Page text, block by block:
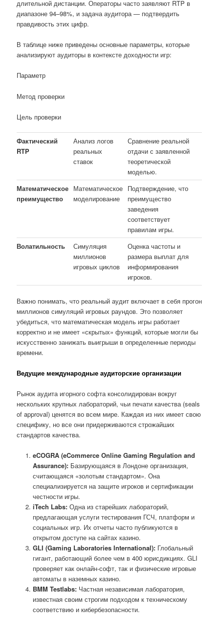
длительной дистанции. Операторы часто заявляют RTP в
диапазоне 94–98%, и задача аудитора — подтвердить
правдивость этих цифр.
В таблице ниже приведены основные параметры, которые
анализируют аудиторы в контексте доходности игр:
Параметр
Метод проверки
Цель проверки
Фактический
RTP
Анализ логов
реальных
ставок
Сравнение реальной
отдачи с заявленной
теоретической
моделью.
Математическое
преимущество
Математическое
моделирование
Подтверждение, что
преимущество
заведения
соответствует
правилам игры.
Волатильность
Симуляция
миллионов
игровых циклов
Оценка частоты и
размера выплат для
информирования
игроков.
Важно понимать, что реальный аудит включает в себя прогон
миллионов симуляций игровых раундов. Это позволяет
убедиться, что математическая модель игры работает
корректно и не имеет «скрытых» функций, которые могли бы
искусственно занижать выигрыши в определенные периоды
времени.
Ведущие международные аудиторские организации
Рынок аудита игорного софта консолидирован вокруг
нескольких крупных лабораторий, чьи печати качества (seals
of approval) ценятся во всем мире. Каждая из них имеет свою
специфику, но все они придерживаются строжайших
стандартов качества.
eCOGRA (eCommerce Online Gaming Regulation and
Assurance):Базирующаяся в Лондоне организация,
считающаяся «золотым стандартом». Она
специализируется на защите игроков и сертификации
честности игры.
iTech Labs:Одна из старейших лабораторий,
предлагающая услуги тестирования ГСЧ, платформ и
социальных игр. Их отчеты часто публикуются в
открытом доступе на сайтах казино.
GLI (Gaming Laboratories International):Глобальный
гигант, работающий более чем в 400 юрисдикциях. GLI
проверяет как онлайн-софт, так и физические игровые
автоматы в наземных казино.
BMM Testlabs:Частная независимая лаборатория,
известная своим строгим подходом к техническому
соответствию и кибербезопасности.